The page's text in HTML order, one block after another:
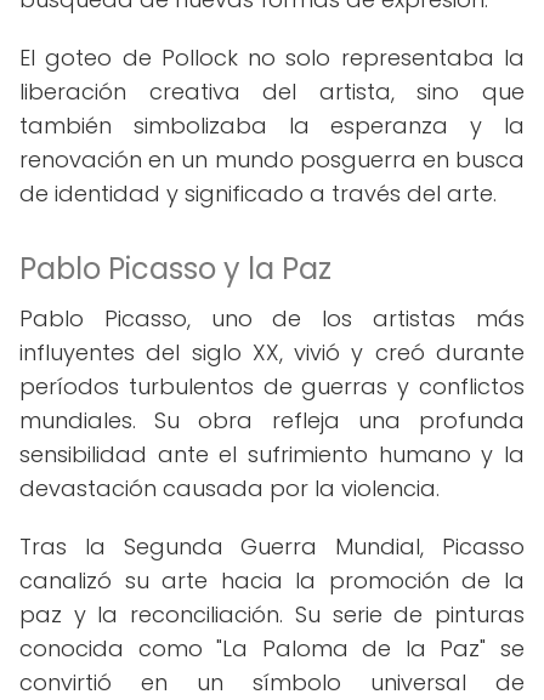
El goteo de Pollock no solo representaba la
liberación creativa del artista, sino que
también simbolizaba la esperanza y la
renovación en un mundo posguerra en busca
de identidad y significado a través del arte.
Pablo Picasso y la Paz
Pablo Picasso, uno de los artistas más
influyentes del siglo XX, vivió y creó durante
períodos turbulentos de guerras y conflictos
mundiales. Su obra refleja una profunda
sensibilidad ante el sufrimiento humano y la
devastación causada por la violencia.
Tras la Segunda Guerra Mundial, Picasso
canalizó su arte hacia la promoción de la
paz y la reconciliación. Su serie de pinturas
conocida como "La Paloma de la Paz" se
convirtió en un símbolo universal de